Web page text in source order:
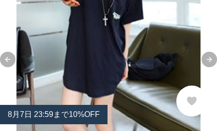
Previous slide
8月 7 日 23:59まで10%OFF